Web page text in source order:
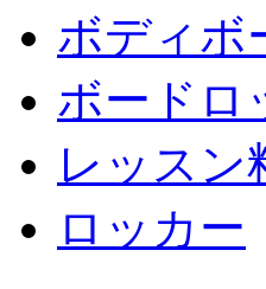
ボディボ
ボードロ
レッスン
ロッカー